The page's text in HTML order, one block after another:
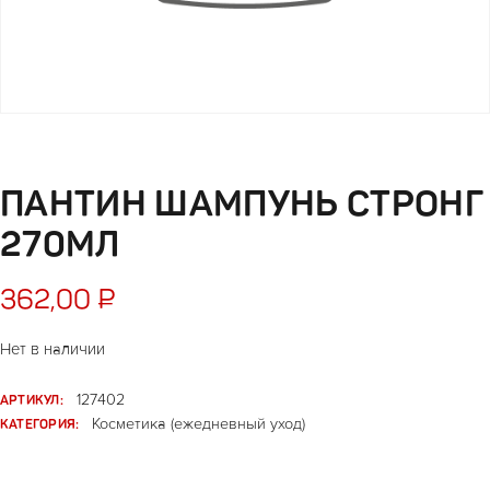
ПАНТИН ШАМПУНЬ СТРОНГ
270МЛ
362,00 ₽
Нет в наличии
АРТИКУЛ:
127402
КАТЕГОРИЯ:
Косметика (ежедневный уход)